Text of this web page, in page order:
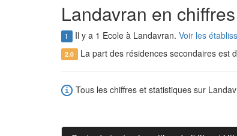
Landavran en chiffres
1 Il y a 1 Ecole à Landavran. Voir les
2.0 La part des résidences secondaires est
Tous les chiffres et statistiques sur